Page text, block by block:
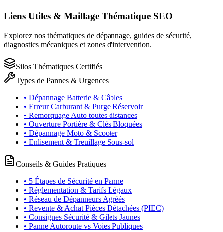
Liens Utiles & Maillage Thématique SEO
Explorez nos thématiques de dépannage, guides de sécurité,
diagnostics mécaniques et zones d'intervention.
Silos Thématiques Certifiés
Types de Pannes & Urgences
• Dépannage Batterie & Câbles
• Erreur Carburant & Purge Réservoir
• Remorquage Auto toutes distances
• Ouverture Portière & Clés Bloquées
• Dépannage Moto & Scooter
• Enlisement & Treuillage Sous-sol
Conseils & Guides Pratiques
• 5 Étapes de Sécurité en Panne
• Réglementation & Tarifs Légaux
• Réseau de Dépanneurs Agréés
• Revente & Achat Pièces Détachées (PIEC)
• Consignes Sécurité & Gilets Jaunes
• Panne Autoroute vs Voies Publiques